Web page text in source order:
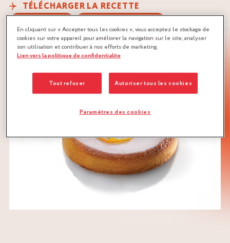
TÉLÉCHARGER LA RECETTE
SIROP D'IMBIBAGE
En cliquant sur « Accepter tous les cookies », vous acceptez le stockage de
cookies sur votre appareil pour améliorer la navigation sur le site, analyser
son utilisation et contribuer à nos efforts de marketing.
Lien vers la politique de confidentialite
Tout refuser Autoriser tous les cookies
Paramètres des cookies